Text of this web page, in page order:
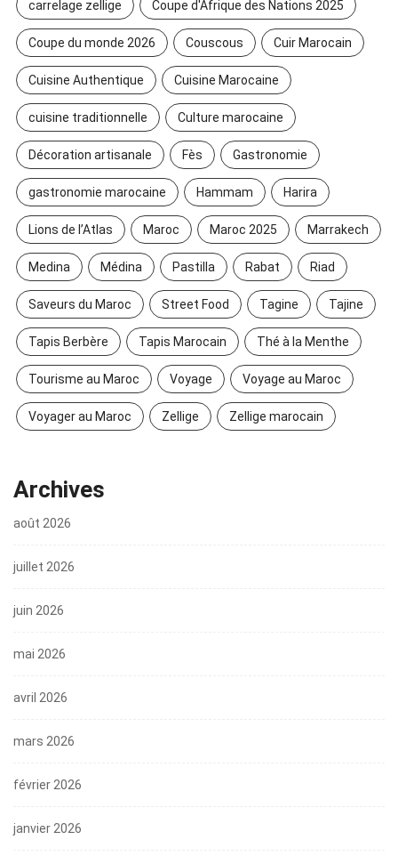
carrelage zellige Coupe d'Afrique des Nations 2025
Coupe du monde 2026 Couscous Cuir Marocain
Cuisine Authentique Cuisine Marocaine
cuisine traditionnelle Culture marocaine
Décoration artisanale Fès Gastronomie
gastronomie marocaine Hammam Harira
Lions de l’Atlas Maroc Maroc 2025 Marrakech
Medina Médina Pastilla Rabat Riad
Saveurs du Maroc Street Food Tagine Tajine
Tapis Berbère Tapis Marocain Thé à la Menthe
Tourisme au Maroc Voyage Voyage au Maroc
Voyager au Maroc Zellige Zellige marocain
Archives
août 2026
juillet 2026
juin 2026
mai 2026
avril 2026
mars 2026
février 2026
janvier 2026